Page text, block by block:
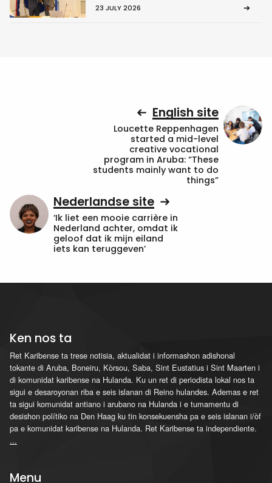
23 JULY 2026
English site
Loucette Reppenhagen
started a mid-level
creative vocational
program in Aruba: “These
students mainly want to do
things”
Nederlandse site
‘Ik liet een mooie carrière in
Nederland achter, omdat ik
geloof dat ik mijn eiland
iets kan teruggeven’
Ken nos ta
Ret Karibense ta trese notisia, aktualidat i informashon adishonal
tokante di Aruba, Boneiru, Kòrsou, Saba, Sint Eustatius i Sint Maarten i
di komunidat karibense na Hulanda. Ku un ret di periodista lokal nos ta
sigui e desaroyonan riba e seis islanan di Reino hulandes. Ademas e ret
ta sigui komunidat antiano i arubano na Hulanda i e tumamentu di
desishon polítiko na Den Haag ku tin konsekuensha pa e seis islanan i/òf
pa e komunidat karibense na Hulanda. Ret Karibense ta independiente.
...
Menu